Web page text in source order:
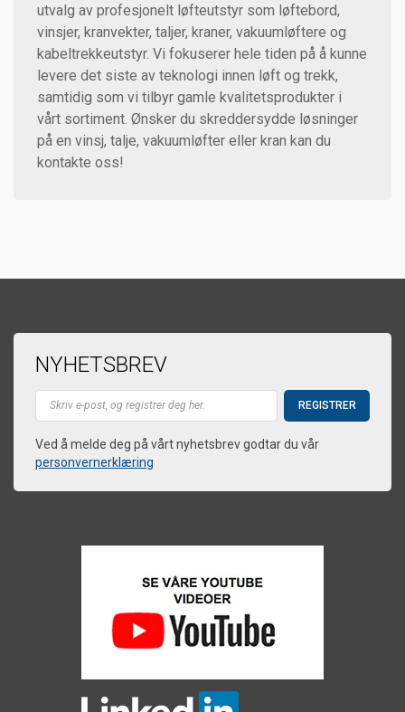
utvalg av profesjonelt løfteutstyr som løftebord,
vinsjer, kranvekter, taljer, kraner, vakuumløftere og
kabeltrekkeutstyr. Vi fokuserer hele tiden på å kunne
levere det siste av teknologi innen løft og trekk,
samtidig som vi tilbyr gamle kvalitetsprodukter i
vårt sortiment. Ønsker du skreddersydde løsninger
på en vinsj, talje, vakuumløfter eller kran kan du
kontakte oss!
NYHETSBREV
Ved å melde deg på vårt nyhetsbrev godtar du vår
personvernerklæring